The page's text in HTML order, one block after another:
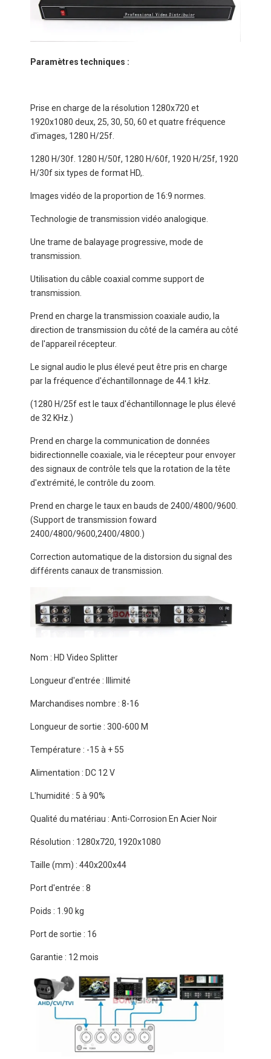
Paramètres techniques :
Prise en charge de la résolution 1280x720 et
1920x1080 deux, 25, 30, 50, 60 et quatre fréquence
d'images, 1280 H/25f.
1280 H/30f. 1280 H/50f, 1280 H/60f, 1920 H/25f, 1920
H/30f six types de format HD,.
Images vidéo de la proportion de 16:9 normes.
Technologie de transmission vidéo analogique.
Une trame de balayage progressive, mode de
transmission.
Utilisation du câble coaxial comme support de
transmission.
Prend en charge la transmission coaxiale audio, la
direction de transmission du côté de la caméra au côté
de l'appareil récepteur.
Le signal audio le plus élevé peut être pris en charge
par la fréquence d'échantillonnage de 44.1 kHz.
(1280 H/25f est le taux d'échantillonnage le plus élevé
de 32 KHz.)
Prend en charge la communication de données
bidirectionnelle coaxiale, via le récepteur pour envoyer
des signaux de contrôle tels que la rotation de la tête
d'extrémité, le contrôle du zoom.
Prend en charge le taux en bauds de 2400/4800/9600.
(Support de transmission foward
2400/4800/9600,2400/4800.)
Correction automatique de la distorsion du signal des
différents canaux de transmission.
Nom : HD Video Splitter
Longueur d'entrée : Illimité
Marchandises nombre : 8-16
Longueur de sortie : 300-600 M
Température : -15 à + 55
Alimentation : DC 12 V
L'humidité : 5 à 90%
Qualité du matériau : Anti-Corrosion En Acier Noir
Résolution : 1280x720, 1920x1080
Taille (mm) : 440x200x44
Port d'entrée : 8
Poids : 1.90 kg
Port de sortie : 16
Garantie : 12 mois